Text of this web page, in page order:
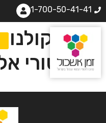
1-700-50-41-41
מסע
והיסטורי